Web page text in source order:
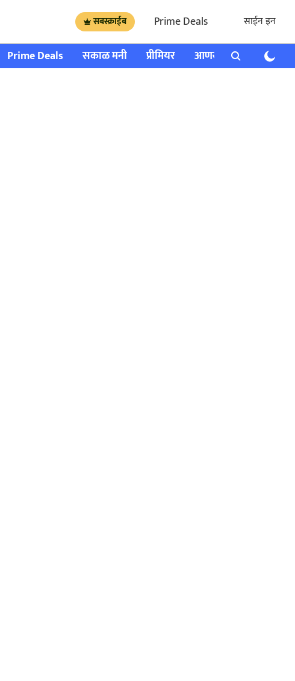
सबस्क्राईब Prime Deals साईन इन
Prime Deals सकाळ मनी प्रीमियर आणखी राशी भविष्य